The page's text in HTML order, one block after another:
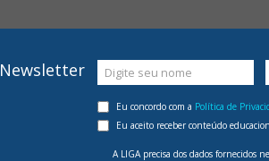
Newsletter Digite seu nome
Eu concordo com a Política de
Eu aceito receber conteúdo
A LIGA precisa dos dados fornecidos